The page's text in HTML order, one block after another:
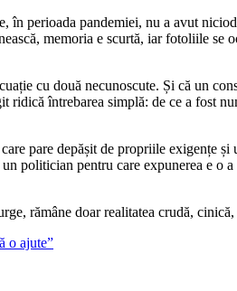
perioada pandemiei, nu a avut
memoria e scurtă, iar fotoliile se
cu două necunoscute. Și că un
întrebarea simplă: de ce a fost
pare depășit de propriile exigențe
politician pentru care expunerea e o
rămâne doar realitatea crudă,
o ajute”